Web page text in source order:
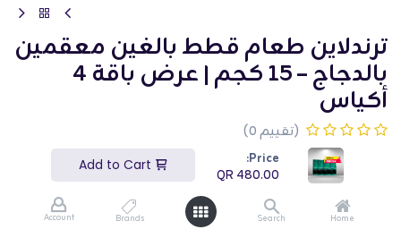
Price:
480.00
Home
Search
Brands
Account
ترندلاين طعام قطط بالغين معقمين
بالدجاج – 15 كجم | عرض باقة 4
أكياس
(تقييم 0)
480.00
QR